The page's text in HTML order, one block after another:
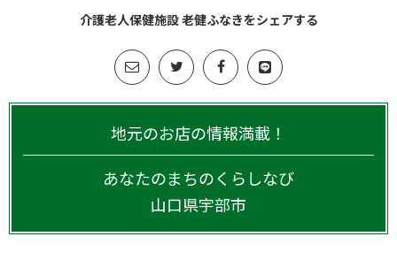
介護老人保健施設 老健ふなきをシェアする
地元のお店の情報満載！
あなたのまちのくらしなび
山口県宇部市